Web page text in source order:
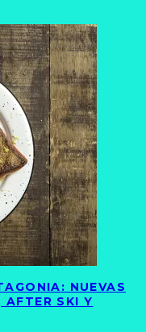
NUEVAS
AFTER SKI Y